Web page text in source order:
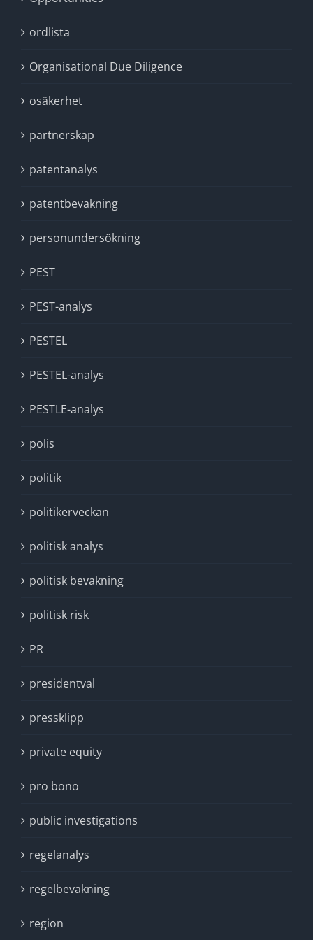
ordlista
Organisational Due Diligence
osäkerhet
partnerskap
patentanalys
patentbevakning
personundersökning
PEST
PEST-analys
PESTEL
PESTEL-analys
PESTLE-analys
polis
politik
politikerveckan
politisk analys
politisk bevakning
politisk risk
PR
presidentval
pressklipp
private equity
pro bono
public investigations
regelanalys
regelbevakning
region